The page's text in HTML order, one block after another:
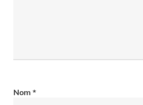
Nom *